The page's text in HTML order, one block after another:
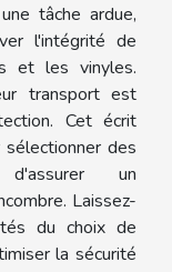
tâche ardue,
l'intégrité de
et les vinyles.
transport est
Cet écrit
des
un
Laissez-
du choix de
la sécurité